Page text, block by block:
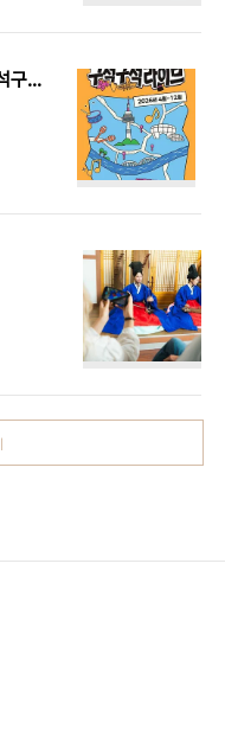
[서울 종로구] 2026 서울거리공연 구석구석라이브